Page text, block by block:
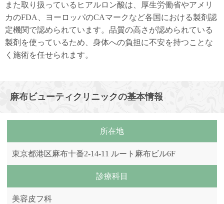
また取り扱っているヒアルロン酸は、厚生労働省やアメリ
カのFDA、ヨーロッパのCAマークなど各国における製剤認
定機関で認められています。品質の高さが認められている
製剤を使っているため、身体への負担に不安を持つことな
く施術を任せられます。
麻布ビューティクリニックの基本情報
所在地
東京都港区麻布十番2-14-11 ルート麻布ビル6F
診療科目
美容皮フ科